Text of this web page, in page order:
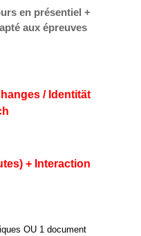
en présentiel +
aux épreuves
/ Identität
+ Interaction
OU 1 document